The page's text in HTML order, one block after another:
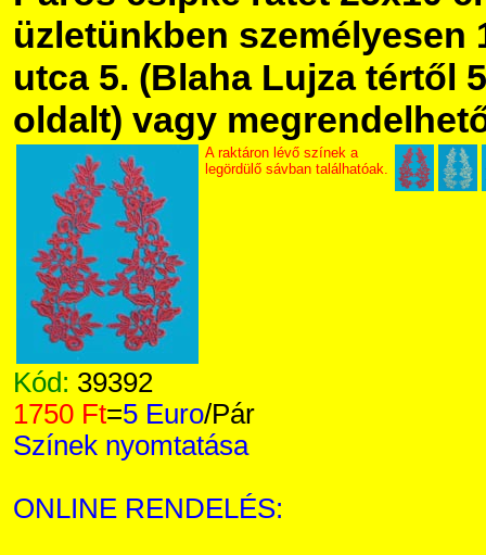
üzletünkben személyesen
utca 5. (Blaha Lujza tértől
oldalt) vagy
A raktáron lévő színek a
legördülő sávban találhatóak.
Kód: 39392
1750 Ft=5 Euro/Pár
Színek nyomtatása
ONLINE RENDELÉS: